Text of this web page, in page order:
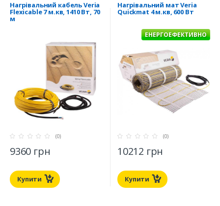
Нагрівальний кабель Veria
Flexicable 7 м.кв, 1410 Вт, 70
м
(0)
9360 грн
Купити
Нагрівальний мат Veria
Quickmat 4 м.кв, 600 Вт
ЕНЕРГОЕФЕКТИВНО
(0)
10212 грн
Купити